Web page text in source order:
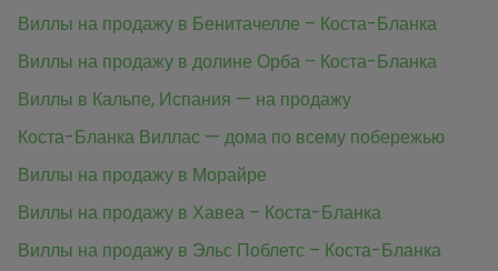
Виллы на продажу в Бенитачелле – Коста-Бланка
Виллы на продажу в долине Орба – Коста-Бланка
Виллы в Кальпе, Испания — на продажу
Коста-Бланка Виллас — дома по всему побережью
Виллы на продажу в Морайре
Виллы на продажу в Хавеа – Коста-Бланка
Виллы на продажу в Эльс Поблетс – Коста-Бланка